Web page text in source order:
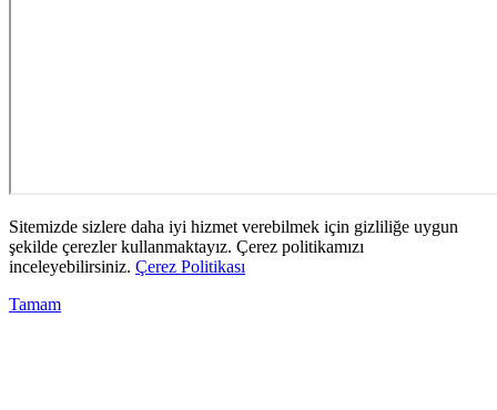
Sitemizde sizlere daha iyi hizmet verebilmek için gizliliğe uygun
şekilde çerezler kullanmaktayız. Çerez politikamızı
inceleyebilirsiniz. Çerez Politikası
Tamam